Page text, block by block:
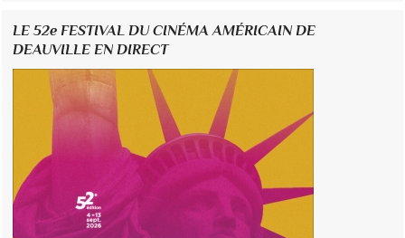
LE 52e FESTIVAL DU CINÉMA AMÉRICAIN DE
DEAUVILLE EN DIRECT